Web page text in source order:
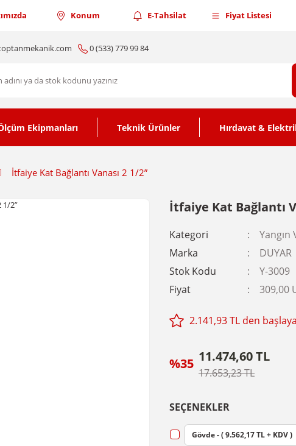
Konum E-Tahsilat Fiyat Listesi
0 (533) 779 99 84
Ekipmanları Teknik Ürünler Hırdavat &
İtfaiye Kat Bağlantı Vanası 2 1/2”
İtfaiye Kat Bağlantı
Kategori
Yangın
Marka
DUYAR
Stok Kodu
Y-3009
Fiyat
309,00
2.141,93 TL den
%35 11.474,60 TL
17.653,23 TL
SEÇENEKLER
Gövde - ( 9.562,17 TL + KDV )